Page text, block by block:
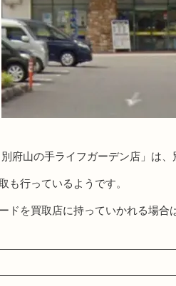
別府山の手ライフガーデン店」は
も行っているようです。
ドを買取店に持っていかれる場合